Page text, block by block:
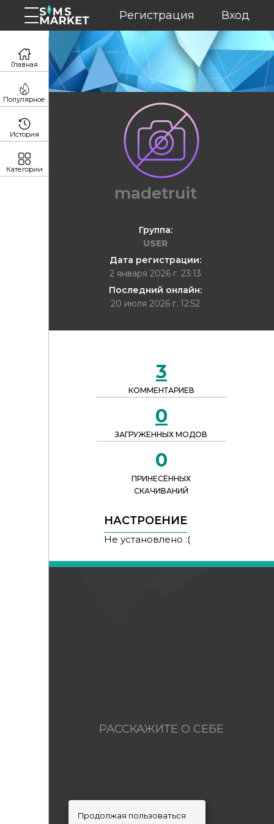
Регистрация Вход
madetruit
Группа:
USER
Дата регистрации:
2 января 2026 г. 23:13
Последний онлайн:
20 июля 2026 г. 12:52
3
КОММЕНТАРИЕВ
0
ЗАГРУЖЕННЫХ МОДОВ
0
ПРИНЕСЁННЫХ
СКАЧИВАНИЙ
НАСТРОЕНИЕ
Не установлено :(
РАССКАЖИТЕ О СЕБЕ
Главная
Популярное
История
Категории
Продолжая пользоваться